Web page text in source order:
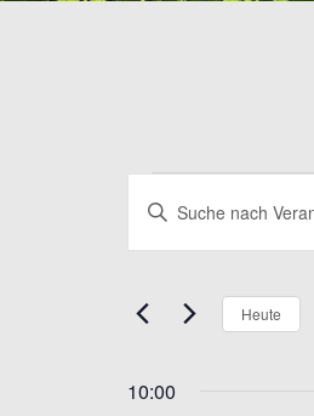
Juni
Suche
Ansichten,
Bitte
nach
Heute
10:00